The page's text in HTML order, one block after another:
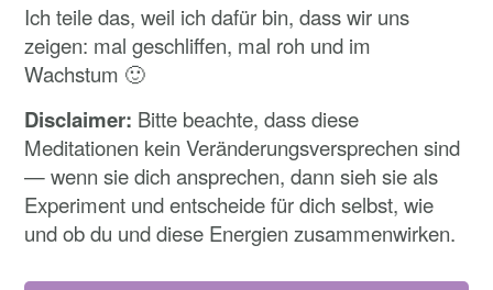
Ich teile das, weil ich dafür bin, dass wir uns
zeigen: mal geschliffen, mal roh und im
Wachstum 🙂
Disclaimer: Bitte beachte, dass diese
Meditationen kein Veränderungsversprechen sind
— wenn sie dich ansprechen, dann sieh sie als
Experiment und entscheide für dich selbst, wie
und ob du und diese Energien zusammenwirken.